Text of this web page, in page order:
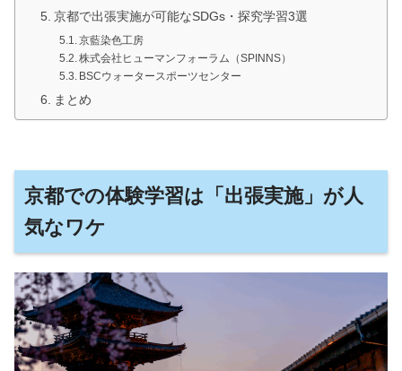
京都で出張実施が可能なSDGs・探究学習3選
京藍染色工房
株式会社ヒューマンフォーラム（SPINNS）
BSCウォータースポーツセンター
まとめ
京都での体験学習は「出張実施」が人
気なワケ